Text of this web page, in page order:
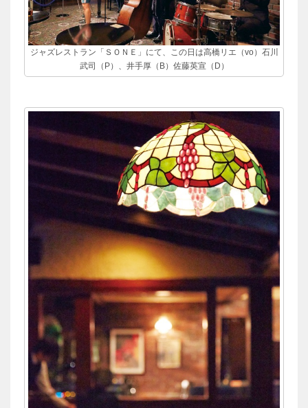
ジャズレストラン「ＳＯＮＥ」にて、この日は高橋リエ（vo）石川
武司（P）、井手厚（B）佐藤英宣（D）